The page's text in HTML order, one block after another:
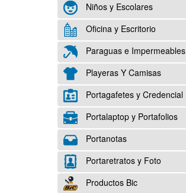
Niños y Escolares
Oficina y Escritorio
Paraguas e Impermeables
Playeras Y Camisas
Portagafetes y Credencial
Portalaptop y Portafolios
Portanotas
Portaretratos y Foto
Productos Bic